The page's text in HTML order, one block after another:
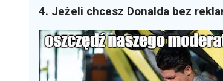
4. Jeżeli chcesz Donalda bez